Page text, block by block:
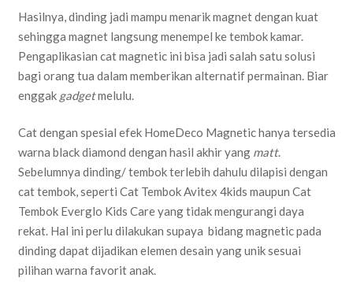
Hasilnya, dinding jadi mampu menarik magnet dengan kuat
sehingga magnet langsung menempel ke tembok kamar.
Pengaplikasian cat magnetic ini bisa jadi salah satu solusi
bagi orang tua dalam memberikan alternatif permainan. Biar
enggak gadgetmelulu.
Cat dengan spesial efek HomeDeco Magnetic hanya tersedia
warna black diamond dengan hasil akhir yang matt.
Sebelumnya dinding/ tembok terlebih dahulu dilapisi dengan
cat tembok, seperti Cat Tembok Avitex 4kids maupun Cat
Tembok Everglo Kids Care yang tidak mengurangi daya
rekat. Hal ini perlu dilakukan supaya bidang magnetic pada
dinding dapat dijadikan elemen desain yang unik sesuai
pilihan warna favorit anak.